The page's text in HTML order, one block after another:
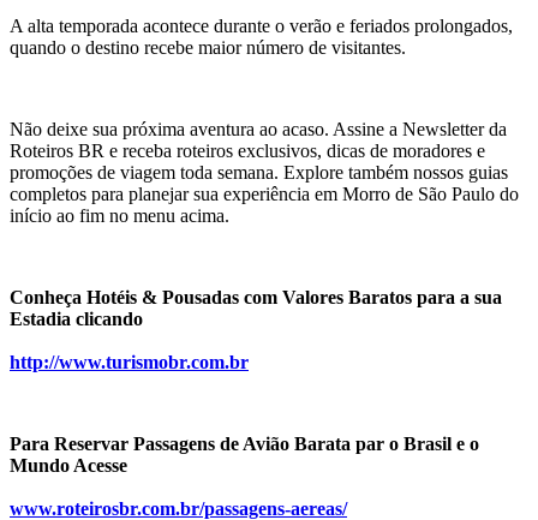
A alta temporada acontece durante o verão e feriados prolongados,
quando o destino recebe maior número de visitantes.
Não deixe sua próxima aventura ao acaso. Assine a Newsletter da
Roteiros BR e receba roteiros exclusivos, dicas de moradores e
promoções de viagem toda semana. Explore também nossos guias
completos para planejar sua experiência em Morro de São Paulo do
início ao fim no menu acima.
Conheça Hotéis & Pousadas com Valores Baratos para a sua
Estadia clicando
http://www.turismobr.com.br
Para Reservar Passagens de Avião Barata par o Brasil e o
Mundo Acesse
www.roteirosbr.com.br/passagens-aereas/